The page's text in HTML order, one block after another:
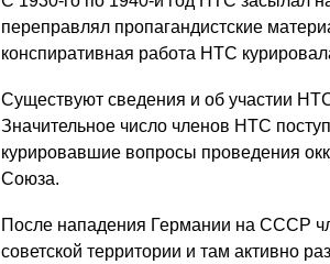
переправлял пропагандистские
конспиративная работа НТС
Существуют сведения и об участии
Значительное число членов НТС
курировавшие вопросы проведения
Союза.
После нападения Германии на СССР
советской территории и там активно